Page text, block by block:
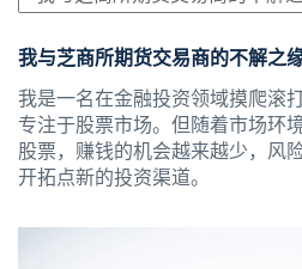
我与芝商所期货交易商的不解之
我是一名在金融投资领域摸爬滚
专注于股票市场。但随着市场环
股票，赚钱的机会越来越少，风
开拓点新的投资渠道。